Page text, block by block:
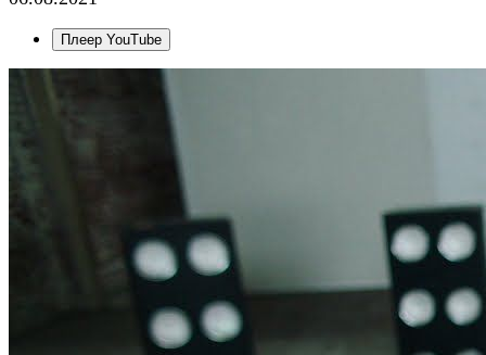
Плеер YouTube